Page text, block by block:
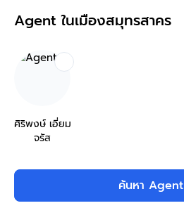
Agent ในเมืองสมุทรสาคร
ศิริพงษ์ เอี่ยม
จรัส
ค้นหา Agent